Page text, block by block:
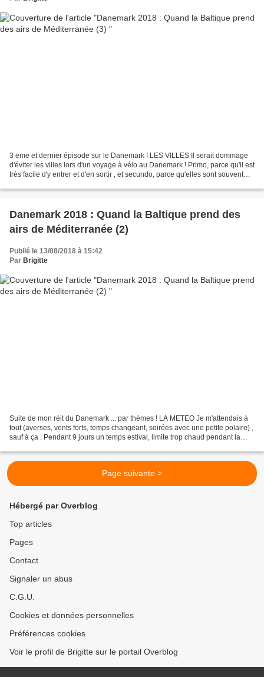
3 eme et dernier épisode sur le Danemark ! LES VILLES Il serait dommage
d'éviter les villes lors d'un voyage à vélo au Danemark ! Primo, parce qu'il est
très facile d'y entrer et d'en sortir , et secundo, parce qu'elles sont souvent
Danemark 2018 : Quand la Baltique prend des
airs de Méditerranée (2)
Publié le 13/08/2018 à 15:42
Par Brigitte
Suite de mon réit du Danemark ... par thèmes ! LA METEO Je m'attendais à
tout (averses, vents forts, temps changeant, soirées avec une petite polaire) ,
sauf à ça : Pendant 9 jours un temps estival, limite trop chaud pendant la
Page suivante >
Hébergé par Overblog
Top articles
Pages
Contact
Signaler un abus
C.G.U.
Cookies et données personnelles
Préférences cookies
Voir le profil de Brigitte sur le portail Overblog